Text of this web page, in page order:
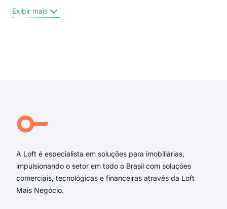
Exibir mais
A Loft é especialista em soluções para imobiliárias,
impulsionando o setor em todo o Brasil com soluções
comerciais, tecnológicas e financeiras através da Loft
Mais Negócio.